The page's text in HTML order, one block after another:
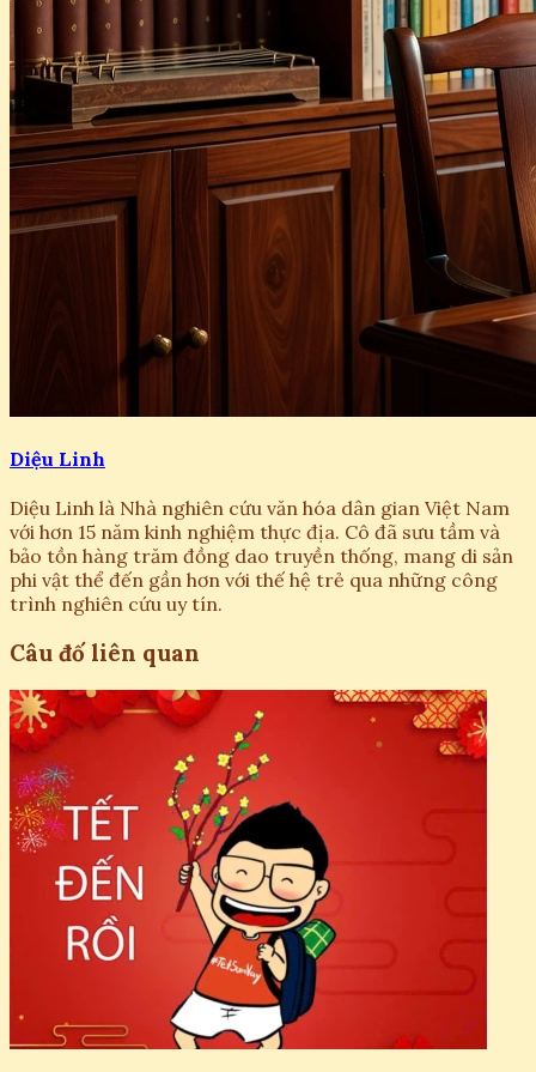
Diệu Linh
Diệu Linh là Nhà nghiên cứu văn hóa dân gian Việt Nam
với hơn 15 năm kinh nghiệm thực địa. Cô đã sưu tầm và
bảo tồn hàng trăm đồng dao truyền thống, mang di sản
phi vật thể đến gần hơn với thế hệ trẻ qua những công
trình nghiên cứu uy tín.
Câu đố liên quan